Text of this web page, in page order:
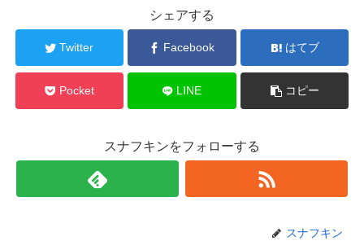
シェアする
Twitter Facebook はてブ
Pocket LINE コピー
スナフキンをフォローする
スナフキン